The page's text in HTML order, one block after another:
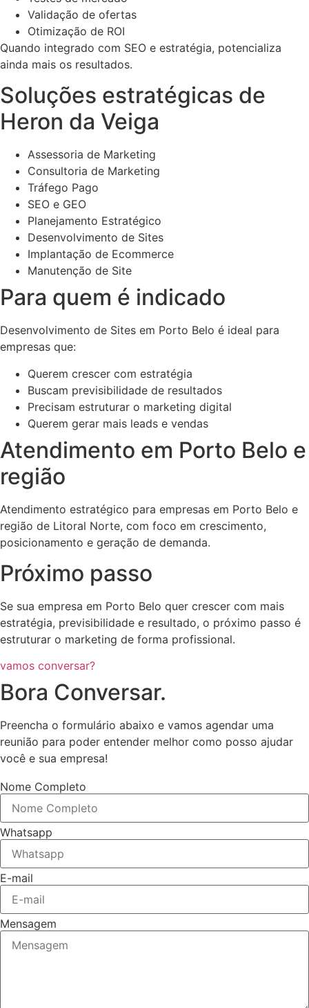
Validação de ofertas
Otimização de ROI
Quando integrado com SEO e estratégia, potencializa
ainda mais os resultados.
Soluções estratégicas de
Heron da Veiga
Assessoria de Marketing
Consultoria de Marketing
Tráfego Pago
SEO e GEO
Planejamento Estratégico
Desenvolvimento de Sites
Implantação de Ecommerce
Manutenção de Site
Para quem é indicado
Desenvolvimento de Sites em Porto Belo é ideal para
empresas que:
Querem crescer com estratégia
Buscam previsibilidade de resultados
Precisam estruturar o marketing digital
Querem gerar mais leads e vendas
Atendimento em Porto Belo e
região
Atendimento estratégico para empresas em Porto Belo e
região de Litoral Norte, com foco em crescimento,
posicionamento e geração de demanda.
Próximo passo
Se sua empresa em Porto Belo quer crescer com mais
estratégia, previsibilidade e resultado, o próximo passo é
estruturar o marketing de forma profissional.
vamos conversar?
Bora Conversar.
Preencha o formulário abaixo e vamos agendar uma
reunião para poder entender melhor como posso ajudar
você e sua empresa!
Nome Completo
Whatsapp
E-mail
Mensagem